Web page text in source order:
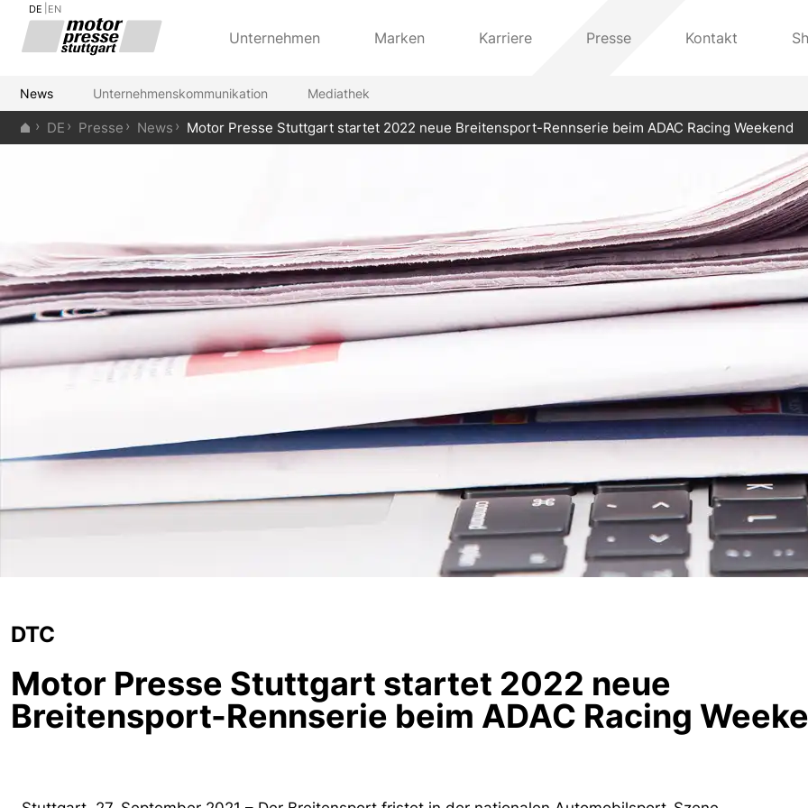
DE EN
Unternehmen Marken Karriere Presse
News Unternehmenskommunikation Mediathek
Kontakt
DE Presse News Motor Presse Stuttgart startet 2022 neue Breitensport-Rennserie beim ADAC Racing Weekend
DTC
Motor Presse Stuttgart startet 2022 neue
Breitensport-Rennserie beim ADAC Racing